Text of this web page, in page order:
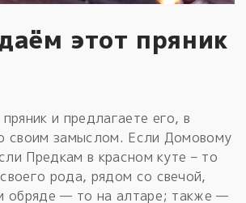
этот пряник
и предлагаете его, в
своим замыслом. Если Домовому
Предкам в красном куте – то
рода, рядом со свечой,
обряде — то на алтаре; также —